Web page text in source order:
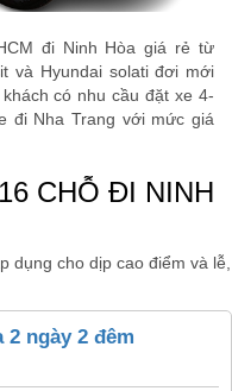
đi Ninh Hòa giá rẻ từ
và Hyundai solati đơi mới
có nhu cầu đặt xe 4-
đi Nha Trang với mức giá
CHỖ ĐI NINH
dụng cho dịp cao điểm và lễ,
2 ngày 2 đêm